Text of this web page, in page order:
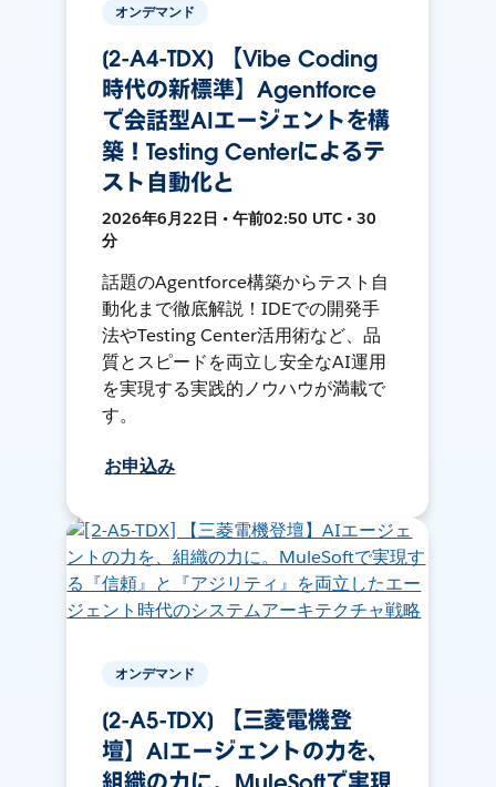
オンデマンド
[2-A4-TDX] 【Vibe Coding
時代の新標準】Agentforce
で会話型AIエージェントを構
築！Testing Centerによるテ
スト自動化と
2026年6月22日 • 午前02:50 UTC • 30
分
話題のAgentforce構築からテスト自
動化まで徹底解説！IDEでの開発手
法やTesting Center活用術など、品
質とスピードを両立し安全なAI運用
を実現する実践的ノウハウが満載で
す。
お申込み
オンデマンド
[2-A5-TDX] 【三菱電機登
壇】AIエージェントの力を、